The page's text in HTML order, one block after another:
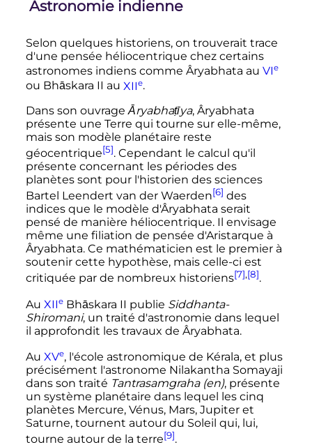
Astronomie indienne
Selon quelques historiens, on trouverait trace
d'une pensée héliocentrique chez certains
astronomes indiens comme Âryabhata au VIe
ou Bhāskara II au XIIe.
Dans son ouvrage Āryabhaṭīya, Âryabhata
présente une Terre qui tourne sur elle-même,
mais son modèle planétaire reste
géocentrique[5]. Cependant le calcul qu'il
présente concernant les périodes des
planètes sont pour l'historien des sciences
Bartel Leendert van der Waerden[6] des
indices que le modèle d'Âryabhata serait
pensé de manière héliocentrique. Il envisage
même une filiation de pensée d'Aristarque à
Âryabhata. Ce mathématicien est le premier à
soutenir cette hypothèse, mais celle-ci est
critiquée par de nombreux historiens[7],[8].
Au XIIeBhāskara II publie Siddhanta-
Shiromani, un traité d'astronomie dans lequel
il approfondit les travaux de Âryabhata.
Au XVe, l'école astronomique de Kérala, et plus
précisément l'astronome Nilakantha Somayaji
dans son traité Tantrasamgraha (en), présente
un système planétaire dans lequel les cinq
planètes Mercure, Vénus, Mars, Jupiter et
Saturne, tournent autour du Soleil qui, lui,
tourne autour de la terre[9].